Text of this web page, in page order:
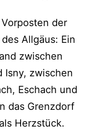
der
Allgäus: Ein
zwischen
Isny, zwischen
Eschach und
das Grenzdorf
Herzstück.